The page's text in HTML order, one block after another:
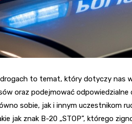
to temat, który dotyczy nas
oraz podejmować
sobie, jak i innym uczestnikom
jak znak B-20 „STOP”, którego